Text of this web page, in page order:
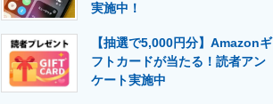
実施中！
【抽選で5,000円分】Amazonギ
フトカードが当たる！読者アン
ケート実施中